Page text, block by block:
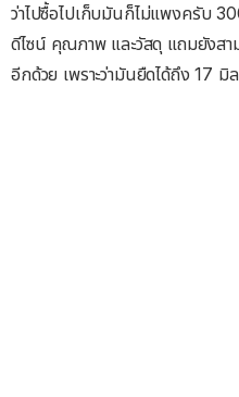
ว่าไปซื้อไปเก็บมันก็ไม่แพงครับ
ดีไซน์ คุณภาพ และวัสดุ แถมยังสา
อีกด้วย เพราะว่ามันยืดได้ถึง 17 มิ